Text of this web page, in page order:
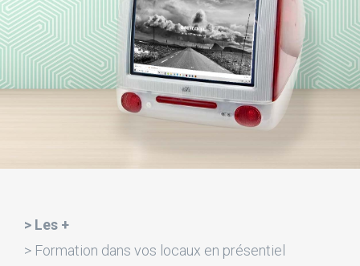
> Les +
> Formation dans vos locaux en présentiel